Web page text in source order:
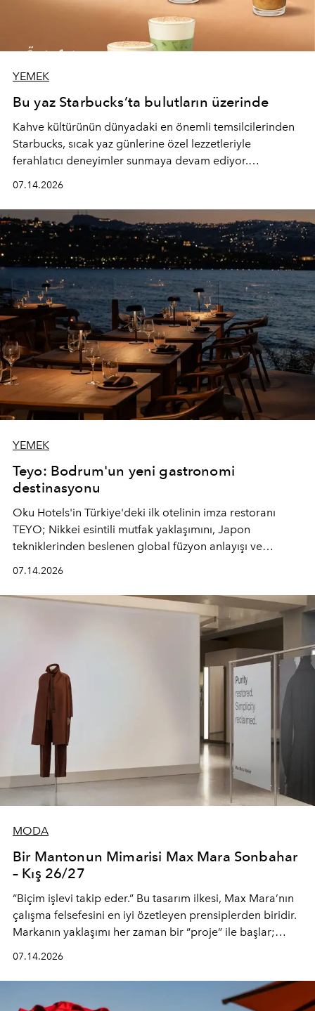
YEMEK
Bu yaz Starbucks’ta bulutların üzerinde
Kahve kültürünün dünyadaki en önemli temsilcilerinden
Starbucks, sıcak yaz günlerine özel lezzetleriyle
ferahlatıcı deneyimler sunmaya devam ediyor.
yepyeni Cloud Frappuccino® Blended Beverage çeşitleri
ve yiyecek alternatifleri yazın keyfine lezzet katıyor.
07.14.2026
YEMEK
Teyo: Bodrum'un yeni gastronomi
destinasyonu
Oku Hotels'in Türkiye'deki ilk otelinin imza restoranı
TEYO; Nikkei esintili mutfak yaklaşımını, Japon
tekniklerinden beslenen global füzyon anlayışı ve
07.14.2026
MODA
Bir Mantonun Mimarisi Max Mara Sonbahar
– Kış 26/27
“Biçim işlevi takip eder.” Bu tasarım ilkesi, Max Mara’nın
çalışma felsefesini en iyi özetleyen prensiplerden biridir.
Markanın yaklaşımı her zaman bir “proje” ile başlar;
(savoir-faire) buluşan parçalara dönüştürmek.
07.14.2026